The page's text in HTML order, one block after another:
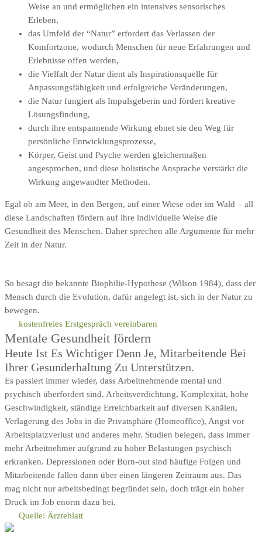
Weise an und ermöglichen ein intensives sensorisches
Erleben,
das Umfeld der “Natur” erfordert das Verlassen der
Komfortzone, wodurch Menschen für neue Erfahrungen und
Erlebnisse offen werden,
die Vielfalt der Natur dient als Inspirationsquelle für
Anpassungsfähigkeit und erfolgreiche Veränderungen,
die Natur fungiert als Impulsgeberin und fördert kreative
Lösungsfindung,
durch ihre entspannende Wirkung ebnet sie den Weg für
persönliche Entwicklungsprozesse,
Körper, Geist und Psyche werden gleichermaßen
angesprochen, und diese holistische Ansprache verstärkt die
Wirkung angewandter Methoden.
Egal ob am Meer, in den Bergen, auf einer Wiese oder im Wald – all
diese Landschaften fördern auf ihre individuelle Weise die
Gesundheit des Menschen. Daher sprechen alle Argumente für mehr
Zeit in der Natur.
So besagt die bekannte Biophilie-Hypothese (Wilson 1984), dass der
Mensch durch die Evolution, dafür angelegt ist, sich in der Natur zu
bewegen.
kostenfreies Erstgespräch vereinbaren
Mentale Gesundheit fördern
Heute Ist Es Wichtiger Denn Je, Mitarbeitende Bei
Ihrer Gesunderhaltung Zu Unterstützen.
Es passiert immer wieder, dass Arbeitnehmende mental und
psychisch überfordert sind. Arbeitsverdichtung, Komplexität, hohe
Geschwindigkeit, ständige Erreichbarkeit auf diversen Kanälen,
Verlagerung des Jobs in die Privatsphäre (Homeoffice), Angst vor
Arbeitsplatzverlust und anderes mehr. Studien belegen, dass immer
mehr Arbeitnehmer aufgrund zu hoher Belastungen psychisch
erkranken. Depressionen oder Burn-out sind häufige Folgen und
Mitarbeitende fallen dann über einen längeren Zeitraum aus. Das
mag nicht nur arbeitsbedingt begründet sein, doch trägt ein hoher
Druck im Job enorm dazu bei.
Quelle: Ärzteblatt